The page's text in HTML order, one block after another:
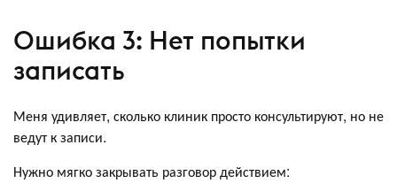
Ошибка 3: Нет попытки
записать
Меня удивляет, сколько клиник просто консультируют, но не
ведут к записи.
Нужно мягко закрывать разговор действием: